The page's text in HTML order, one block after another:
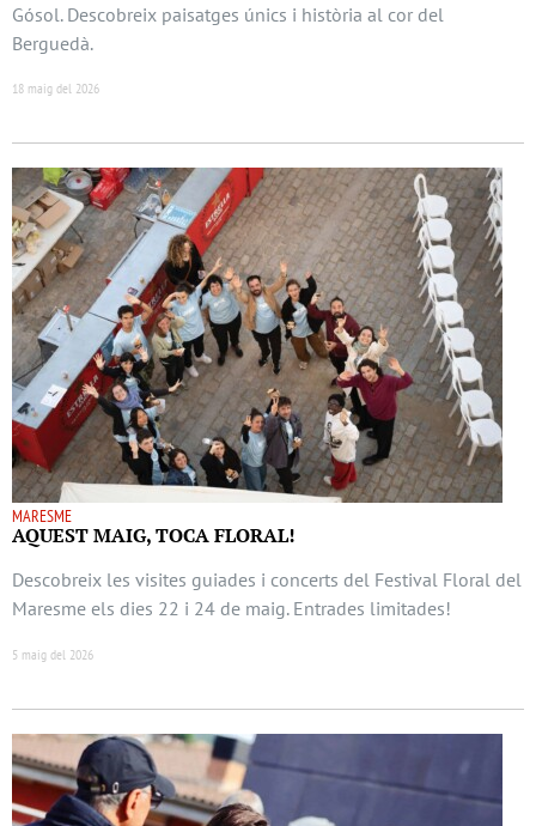
Gósol. Descobreix paisatges únics i història al cor del
Berguedà.
18 maig del 2026
MARESME
AQUEST MAIG, TOCA FLORAL!
Descobreix les visites guiades i concerts del Festival Floral del
Maresme els dies 22 i 24 de maig. Entrades limitades!
5 maig del 2026